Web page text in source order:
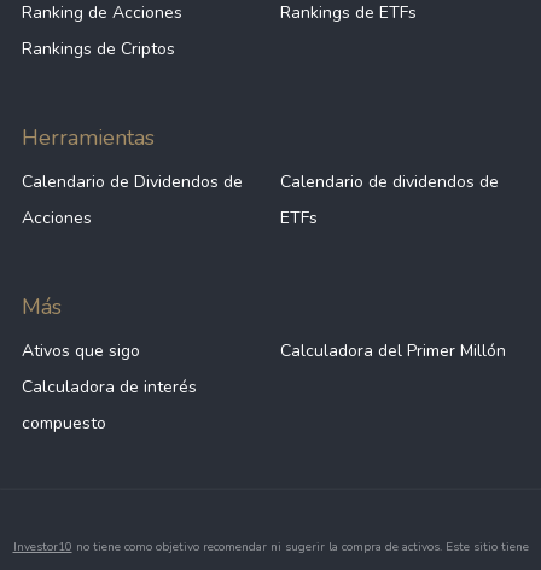
Ranking de Acciones
Rankings de ETFs
Rankings de Criptos
Herramientas
Calendario de Dividendos de
Acciones
Calendario de dividendos de
ETFs
Más
Ativos que sigo
Calculadora del Primer Millón
Calculadora de interés
compuesto
Investor10 no tiene como objetivo recomendar ni sugerir la compra de activos. Este sitio tiene